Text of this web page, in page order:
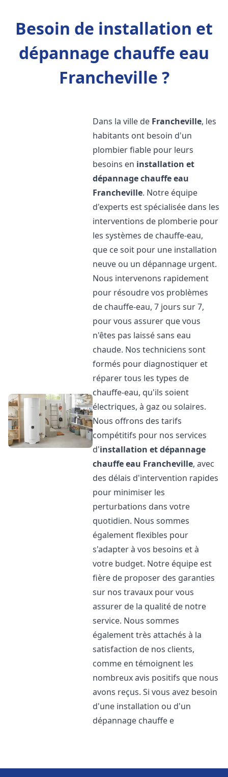
Besoin de installation et
dépannage chauffe eau
Francheville ?
Dans la ville de Francheville, les
habitants ont besoin d'un
plombier fiable pour leurs
besoins en installation et
dépannage chauffe eau
Francheville. Notre équipe
d'experts est spécialisée dans les
interventions de plomberie pour
les systèmes de chauffe-eau,
que ce soit pour une installation
neuve ou un dépannage urgent.
Nous intervenons rapidement
pour résoudre vos problèmes
de chauffe-eau, 7 jours sur 7,
pour vous assurer que vous
n'êtes pas laissé sans eau
chaude. Nos techniciens sont
formés pour diagnostiquer et
réparer tous les types de
chauffe-eau, qu'ils soient
électriques, à gaz ou solaires.
Nous offrons des tarifs
compétitifs pour nos services
d'installation et dépannage
chauffe eau Francheville, avec
des délais d'intervention rapides
pour minimiser les
perturbations dans votre
quotidien. Nous sommes
également flexibles pour
s'adapter à vos besoins et à
votre budget. Notre équipe est
fière de proposer des garanties
sur nos travaux pour vous
assurer de la qualité de notre
service. Nous sommes
également très attachés à la
satisfaction de nos clients,
comme en témoignent les
nombreux avis positifs que nous
avons reçus. Si vous avez besoin
d'une installation ou d'un
dépannage chauffe e